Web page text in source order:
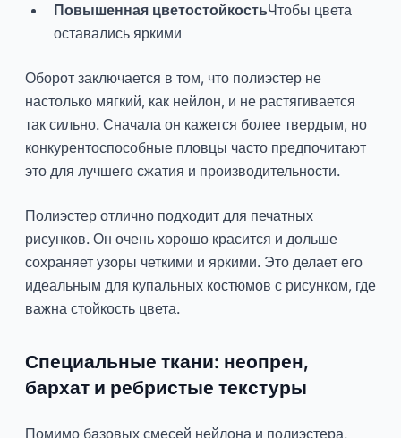
Повышенная цветостойкостьЧтобы цвета
оставались яркими
Оборот заключается в том, что полиэстер не
настолько мягкий, как нейлон, и не растягивается
так сильно. Сначала он кажется более твердым, но
конкурентоспособные пловцы часто предпочитают
это для лучшего сжатия и производительности.
Полиэстер отлично подходит для печатных
рисунков. Он очень хорошо красится и дольше
сохраняет узоры четкими и яркими. Это делает его
идеальным для купальных костюмов с рисунком, где
важна стойкость цвета.
Специальные ткани: неопрен,
бархат и ребристые текстуры
Помимо базовых смесей нейлона и полиэстера,